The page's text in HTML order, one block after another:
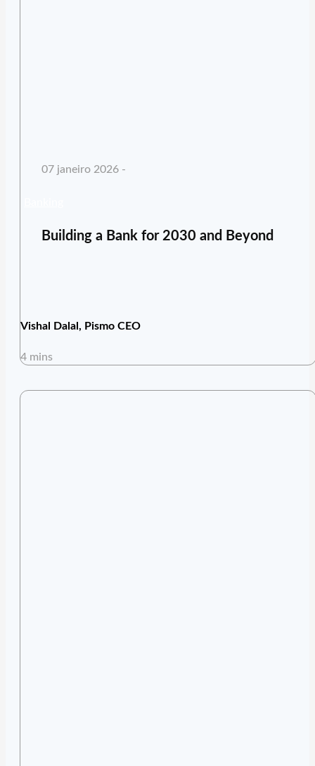
07 janeiro 2026 -
Building a Bank for 2030 and Beyond
Vishal Dalal, Pismo CEO
4 mins